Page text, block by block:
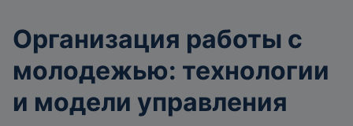
Организация работы с
молодежью: технологии
и модели управления